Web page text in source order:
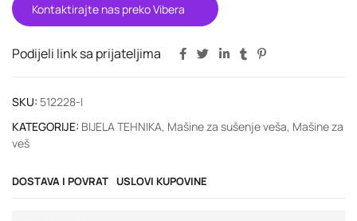
Kontaktirajte nas preko Vibera
Podijeli link sa prijateljima
SKU: 512228-I
KATEGORIJE: BIJELA TEHNIKA, Mašine za sušenje veša, Mašine za
veš
DOSTAVA I POVRAT USLOVI KUPOVINE